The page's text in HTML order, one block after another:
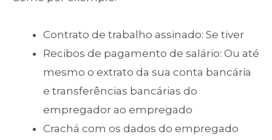
Contrato de trabalho assinado: Se tiver
Recibos de pagamento de salário: Ou até
mesmo o extrato da sua conta bancária
e transferências bancárias do
empregador ao empregado
Crachá com os dados do empregado